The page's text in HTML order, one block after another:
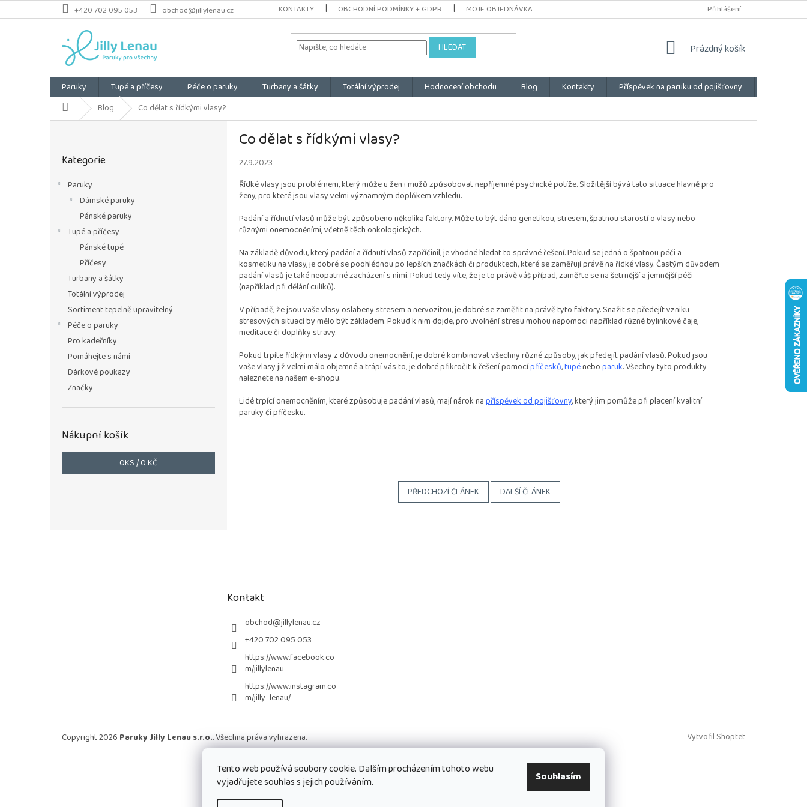
Tento web používá soubory cookie. Dalším procházením tohoto webu
vyjadřujete souhlas s jejich používáním.
Souhlasím
Přejít
na
+420 702 095 053 obchod@jillylenau.cz KONTAKTY OBCHODNÍ PODMÍNKY + GDPR MOJE OBJEDNÁVKA Přihlášení
HLEDAT
NÁKUPNÍ
Prázdný košík
Paruky Tupé a příčesy Péče o paruky Turbany a šátky Totální výprodej Hodnocení obchodu Blog Kontakty Příspěvek na paruku od pojišťovny
Domů Blog Co dělat s řídkými vlasy?
P
kategorie
Kategorie
Paruky
Dámské paruky
Pánské paruky
Tupé a příčesy
Pánské tupé
Příčesy
Turbany a šátky
Totální výprodej
Sortiment tepelně upravitelný
Péče o paruky
Pro kadeřníky
Pomáhejte s námi
Dárkové poukazy
Značky
Nákupní košík
0KS /0 KČ
Co dělat s řídkými vlasy?
27.9.2023
Řídké vlasy jsou problémem, který může u žen i mužů způsobovat nepříjemné psychické potíže. Složitější bývá tato situace hlavně pro
ženy, pro které jsou vlasy velmi významným doplňkem vzhledu.
Padání a řídnutí vlasů může být způsobeno několika faktory. Může to být dáno genetikou, stresem, špatnou starostí o vlasy nebo
různými onemocněními, včetně těch onkologických.
Na základě důvodu, který padání a řídnutí vlasů zapříčinil, je vhodné hledat to správné řešení. Pokud se jedná o špatnou péči a
kosmetiku na vlasy, je dobré se poohlédnou po lepších značkách či produktech, které se zaměřují právě na řídké vlasy. Častým důvodem
padání vlasů je také neopatrné zacházení s nimi. Pokud tedy víte, že je to právě váš případ, zaměřte se na šetrnější a jemnější péči
(například při dělání culíků).
V případě, že jsou vaše vlasy oslabeny stresem a nervozitou, je dobré se zaměřit na právě tyto faktory. Snažit se předejít vzniku
stresových situací by mělo být základem. Pokud k nim dojde, pro uvolnění stresu mohou napomoci například různé bylinkové čaje,
meditace či doplňky stravy.
Pokud trpíte řídkými vlasy z důvodu onemocnění, je dobré kombinovat všechny různé způsoby, jak předejít padání vlasů. Pokud jsou
vaše vlasy již velmi málo objemné a trápí vás to, je dobré přikročit k řešení pomocípříčesků,tupéneboparuk. Všechny tyto produkty
naleznete na našem e-shopu.
Lidé trpící onemocněním, které způsobuje padání vlasů, mají nárok napříspěvek od pojišťovny, který jim pomůže při placení kvalitní
paruky či příčesku.
PŘEDCHOZÍ ČLÁNEK DALŠÍ ČLÁNEK
Kontakt
obchod@jillylenau.cz
+420 702 095 053
https://www.facebook.co
m/jillylenau
https://www.instagram.co
m/jilly_lenau/
Vytvořil Shoptet
Copyright 2026 Paruky Jilly Lenau s.r.o.. Všechna práva vyhrazena.